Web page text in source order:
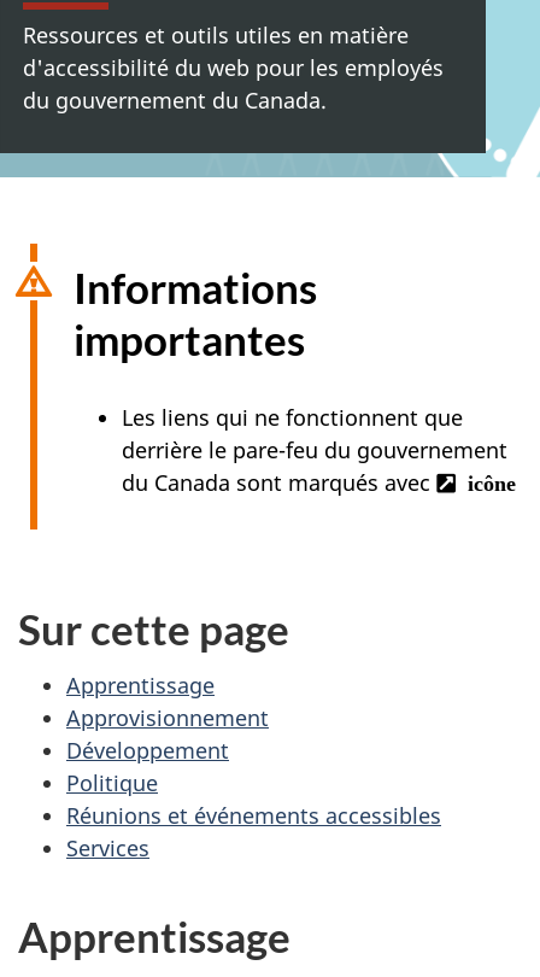
Ressources et outils utiles en matière
d'accessibilité du web pour les employés
du gouvernement du Canada.
Informations
importantes
Les liens qui ne fonctionnent que
derrière le pare-feu du gouvernement
du Canada sont marqués avec
icône
Sur cette page
Apprentissage
Approvisionnement
Développement
Politique
Réunions et événements accessibles
Services
Apprentissage